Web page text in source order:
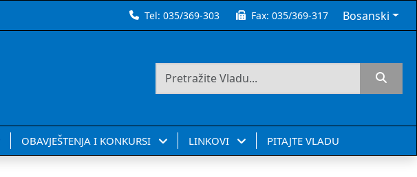
Tel:035/369-303 Fax:035/369-317 Bosanski
OBAVJEŠTENJA I KONKURSI LINKOVI PITAJTE VLADU